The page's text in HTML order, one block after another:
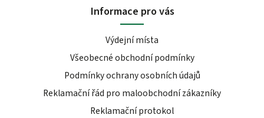
Informace pro vás
Výdejní místa
Všeobecné obchodní podmínky
Podmínky ochrany osobních údajů
Reklamační řád pro maloobchodní zákazníky
Reklamační protokol